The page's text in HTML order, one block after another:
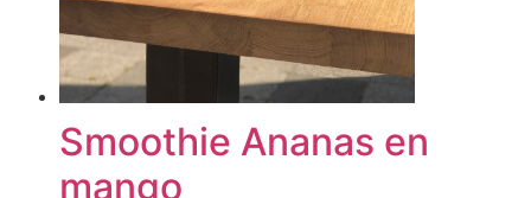
Smoothie Ananas en
mango